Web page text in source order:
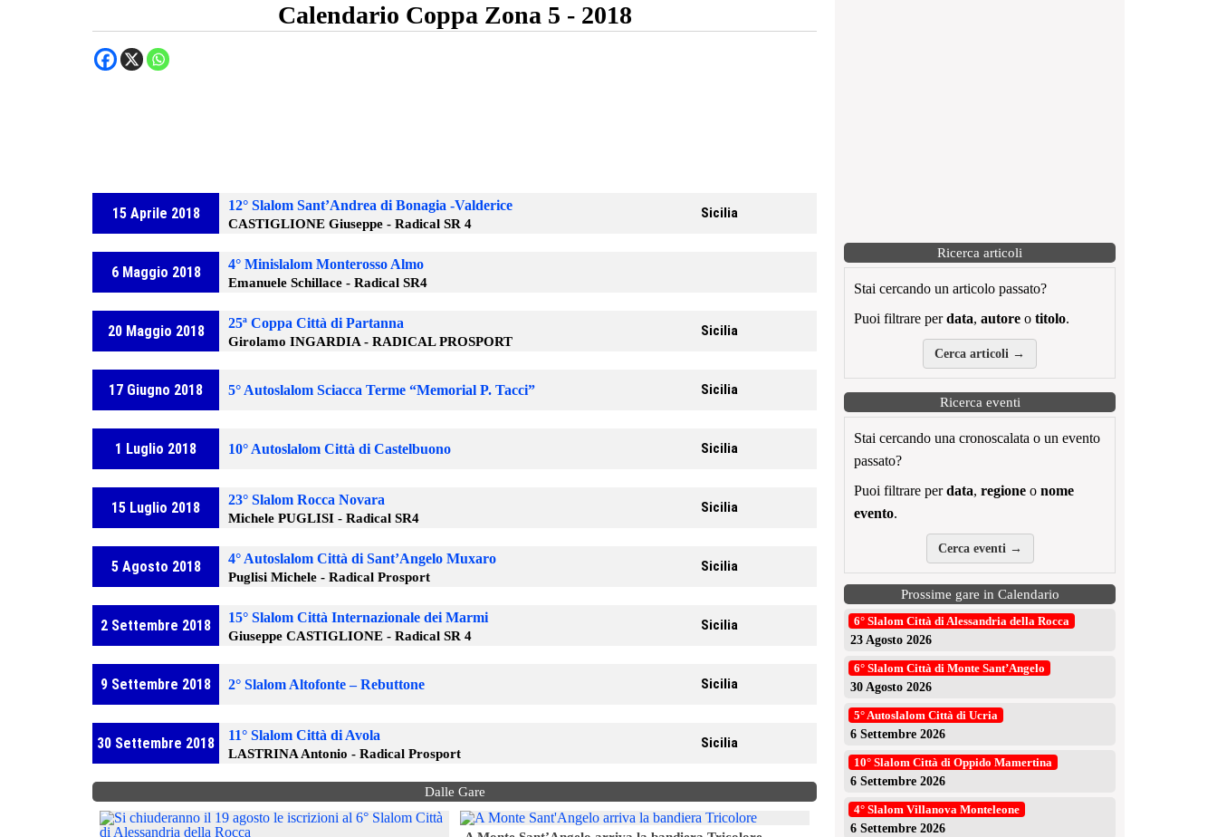
Calendario Coppa Zona 5 - 2018
15 Aprile 2018 12° Slalom Sant’Andrea di Bonagia -Valderice
CASTIGLIONE Giuseppe - Radical SR 4
Sicilia
6 Maggio 2018 4° Minislalom Monterosso Almo
Emanuele Schillace - Radical SR4
20 Maggio 2018 25ª Coppa Città di Partanna
Girolamo INGARDIA - RADICAL PROSPORT
Sicilia
17 Giugno 2018 5° Autoslalom Sciacca Terme “Memorial P. Tacci” Sicilia
1 Luglio 2018 10° Autoslalom Città di Castelbuono Sicilia
15 Luglio 2018 23° Slalom Rocca Novara
Michele PUGLISI - Radical SR4
Sicilia
5 Agosto 2018 4° Autoslalom Città di Sant’Angelo Muxaro
Puglisi Michele - Radical Prosport
Sicilia
2 Settembre 2018 15° Slalom Città Internazionale dei Marmi
Giuseppe CASTIGLIONE - Radical SR 4
Sicilia
9 Settembre 2018 2° Slalom Altofonte – Rebuttone Sicilia
30 Settembre 2018 11° Slalom Città di Avola
LASTRINA Antonio - Radical Prosport
Sicilia
Dalle Gare
Lo Slalom Aci Sport torna a Ruoti per la coppa 4ª zona
Ricerca articoli
Stai cercando un articolo passato?
Puoi filtrare perdata, autore o titolo.
Cerca articoli →
Ricerca eventi
Stai cercando una cronoscalata o un evento
passato?
Puoi filtrare perdata, regione o nome
evento.
Cerca eventi →
Prossime gare in Calendario
6° Slalom Città di Alessandria della Rocca
23 Agosto 2026
6° Slalom Città di Monte Sant’Angelo
30 Agosto 2026
5° Autoslalom Città di Ucria
6 Settembre 2026
10° Slalom Città di Oppido Mamertina
6 Settembre 2026
4° Slalom Villanova Monteleone
6 Settembre 2026